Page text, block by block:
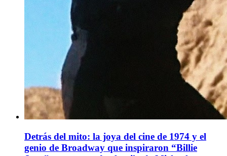
Detrás del mito: la joya del cine de 1974 y el
genio de Broadway que inspiraron “Billie